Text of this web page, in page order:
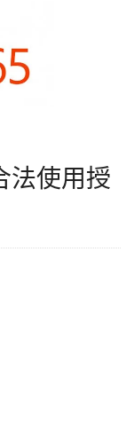
法使用授